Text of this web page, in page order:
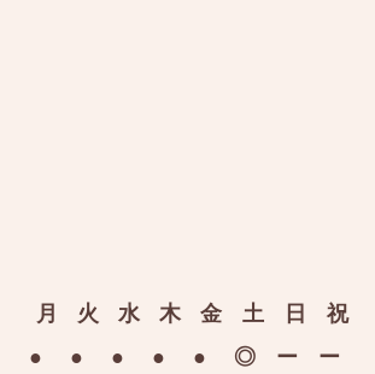
月 火 水 木 金 土 日
祝
● ● ● ● ● ◎ ー
ー